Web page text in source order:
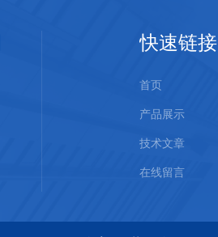
快速链接
首页
产品展示
技术文章
在线留言